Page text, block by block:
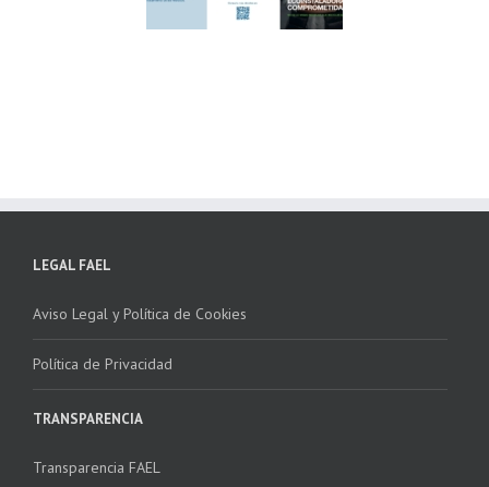
Córdoba, colaboran
LEGAL FAEL
Aviso Legal y Política de Cookies
Política de Privacidad
TRANSPARENCIA
Transparencia FAEL